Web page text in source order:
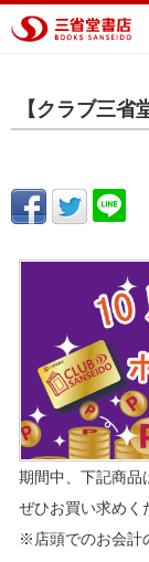
【クラブ三
期間中、下記商品
ぜひお買い求めく
※店頭でのお会計